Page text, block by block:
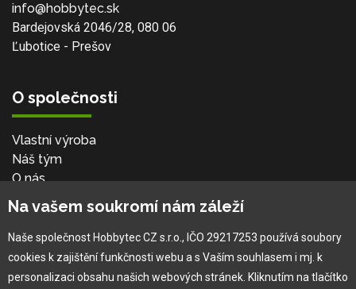
info@hobbytec.sk
Bardejovská 2046/28, 080 06
Ľubotice - Prešov
O společnosti
Vlastní výroba
Náš tým
O nás
Pro zákazníka
Obchodní podmínky
Na vašem soukromí nám záleží
Naše společnost Hobbytec CZ s.r.o., IČO 29217253 používá soubory
cookies k zajištění funkčnosti webu a s Vaším souhlasem i mj. k
personalizaci obsahu našich webových stránek. Kliknutím na tlačítko